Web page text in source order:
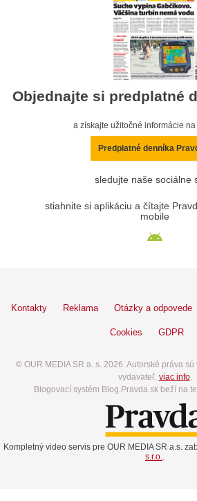
Objednajte si predplatné
a získajte užitočné informácie
Predplatné denníka
sledujte naše sociálne
stiahnite si aplikáciu a čítajte
mobile
Kontakty Reklama Otázky a odpovede
Cookies GDPR
© OUR MEDIA SR a. s. 2026. Autorské práva
vydavateľ, viac info.
Blogovací systém Blog.Pravda.sk beží na
Kompletný video servis pre OUR MEDIA SR a.s.
s.r.o.